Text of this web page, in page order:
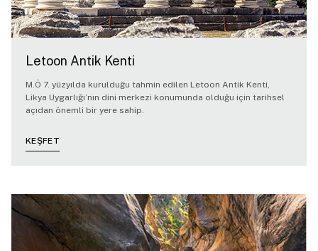
Letoon Antik Kenti
M.Ö 7. yüzyılda kurulduğu tahmin edilen Letoon Antik Kenti,
Likya Uygarlığı’nın dini merkezi konumunda olduğu için tarihsel
açıdan önemli bir yere sahip.
KEŞFET